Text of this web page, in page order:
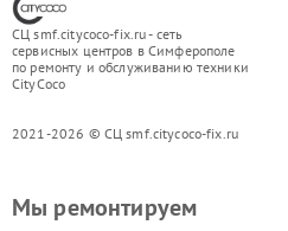
СЦ smf.citycoco-fix.ru - сеть
сервисных центров в Симферополе
по ремонту и обслуживанию техники
CityCoco
2021-2026 © СЦ smf.citycoco-fix.ru
Мы ремонтируем